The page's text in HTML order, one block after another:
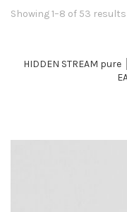
Showing 1–8 of 53 results
HIDDEN STREAM pure